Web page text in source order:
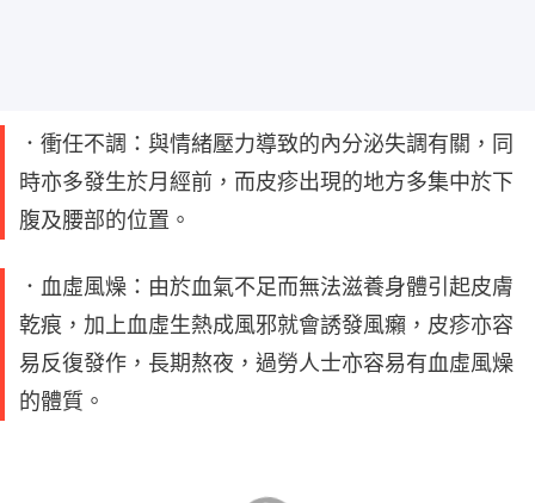
．衝任不調：與情緒壓力導致的內分泌失調有關，同
時亦多發生於月經前，而皮疹出現的地方多集中於下
腹及腰部的位置。
．血虛風燥：由於血氣不足而無法滋養身體引起皮膚
乾痕，加上血虛生熱成風邪就會誘發風癩，皮疹亦容
易反復發作，長期熬夜，過勞人士亦容易有血虛風燥
的體質。